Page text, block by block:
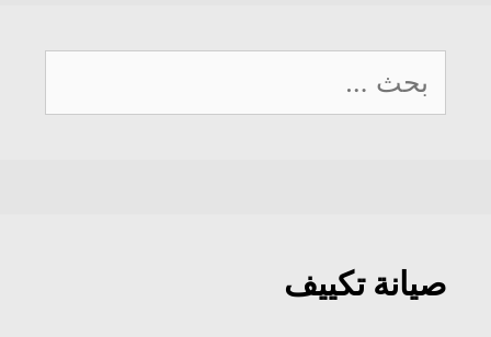
عن:
صيانة تكييف